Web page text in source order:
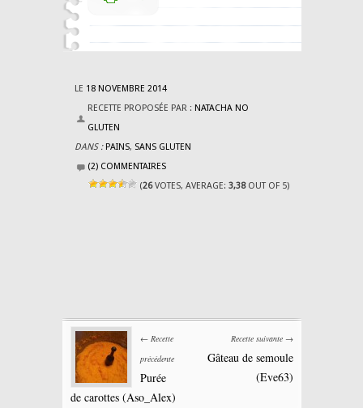
LE 18 NOVEMBRE 2014
RECETTE PROPOSÉE PAR : NATACHA NO
GLUTEN
DANS : PAINS, SANS GLUTEN
(2) COMMENTAIRES
(26VOTES, AVERAGE: 3,38OUT OF 5)
← Recette
précédente
Purée
de carottes (Aso_Alex)
Recette suivante →
Gâteau de semoule
(Eve63)